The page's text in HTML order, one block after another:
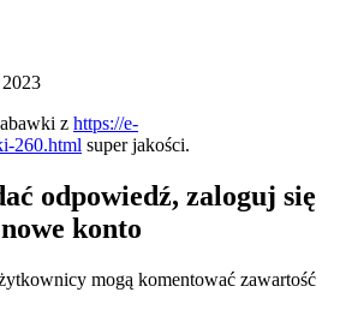
z https://e-
260.html super jakości.
odpowiedź, zaloguj się
konto
mogą komentować zawartość